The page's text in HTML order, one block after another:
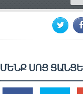
ՄԵՆՔ ՍՈՑ